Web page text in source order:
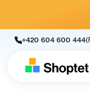
+420 604 600 444